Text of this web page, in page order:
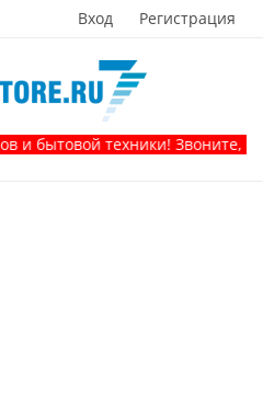
Вход Регистрация
техники! Звоните, и